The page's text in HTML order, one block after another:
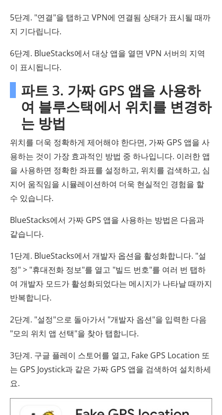
5단계. "연결"을 탭하고 VPN에 연결됨 상태가 표시될 때까
지 기다립니다.
6단계. BlueStacks에서 대상 앱을 열면 VPN 서버의 지역
이 표시됩니다.
파트 3. 가짜 GPS 앱을 사용하
여 블루스택에서 위치를 변경하
는 방법
위치를 더욱 정확하게 제어해야 한다면, 가짜 GPS 앱을 사
용하는 것이 가장 효과적인 방법 중 하나입니다. 이러한 앱
을 사용하면 정확한 좌표를 설정하고, 위치를 검색하고, 심
지어 움직임을 시뮬레이션하여 더욱 현실적인 경험을 할
수 있습니다.
BlueStacks에서 가짜 GPS 앱을 사용하는 방법은 다음과
같습니다.
1단계. BlueStacks에서 개발자 옵션을 활성화합니다. "설
정" > "휴대전화 정보"를 열고 "빌드 번호"를 여러 번 탭하
여 개발자 모드가 활성화되었다는 메시지가 나타날 때까지
반복합니다.
2단계. "설정"으로 돌아가서 "개발자 옵션"을 입력한 다음
"모의 위치 앱 선택"을 찾아 탭합니다.
3단계. 구글 플레이 스토어를 열고, Fake GPS Location 또
는 GPS Joystick과 같은 가짜 GPS 앱을 검색하여 설치하세
요.